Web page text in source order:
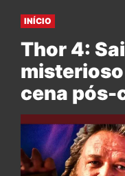
INÍCIO
Thor 4:
cena pós-